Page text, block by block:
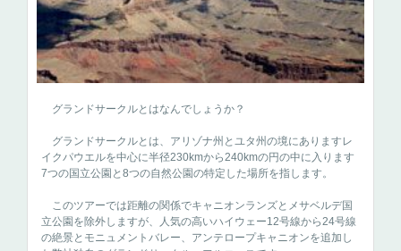
グランドサークルとはなんでしょうか？
グランドサークルとは、アリゾナ州とユタ州の境にありますレ
イクパウエルを中心に半径230kmから240kmの円の中に入ります
7つの国立公園と8つの自然公園の特定した場所を指します。
このツアーでは距離の関係でキャニオンランズとメサベルデ国
立公園を除外しますが、人気の高いハイウェー12号線から24号線
の絶景とモニュメントバレー、アンテロープキャニオンを追加し